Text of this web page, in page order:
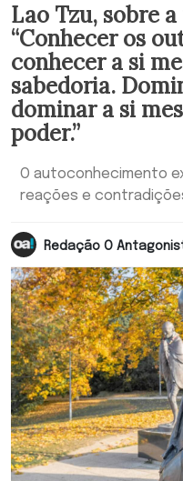
Lao Tzu, sobre
“Conhecer os
conhecer a si
sabedoria.
dominar a si
poder.”
O autoconhecimento
reações e
Redação O